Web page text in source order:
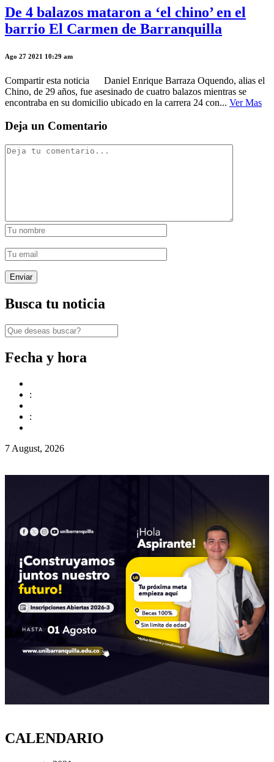
De 4 balazos mataron a ‘el chino’ en el
barrio El Carmen de Barranquilla
Ago 27 2021 10:29 am
Compartir esta noticia Daniel Enrique Barraza Oquendo, alias el
Chino, de 29 años, fue asesinado de cuatro balazos mientras se
encontraba en su domicilio ubicado en la carrera 24 con... Ver Mas
Deja un Comentario
Busca tu noticia
Fecha y hora
:
:
7 August, 2026
CALENDARIO